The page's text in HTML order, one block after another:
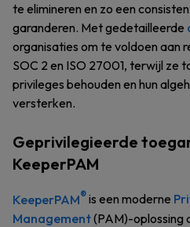
te elimineren en zo een
garanderen. Met gedetailleerde
organisaties om te voldoen aan
SOC 2 en ISO 27001, terwijl ze
privileges behouden en hun
versterken.
Geprivilegieerde
KeeperPAM
KeeperPAM®is een moderne
Management(PAM)-oplossing